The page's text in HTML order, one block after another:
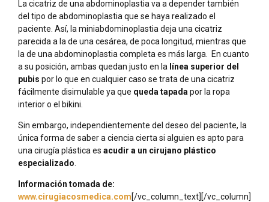
La cicatriz de una abdominoplastia va a depender también
del tipo de abdominoplastia que se haya realizado el
paciente. Así, la miniabdominoplastia deja una cicatriz
parecida a la de una cesárea, de poca longitud, mientras que
la de una abdominoplastia completa es más larga. En cuanto
a su posición, ambas quedan justo en la línea superior del
pubis por lo que en cualquier caso se trata de una cicatriz
fácilmente disimulable ya que queda tapada por la ropa
interior o el bikini.
Sin embargo, independientemente del deseo del paciente, la
única forma de saber a ciencia cierta si alguien es apto para
una cirugía plástica es acudir a un cirujano plástico
especializado
Información tomada de:
www.cirugiacosmedica.com[/vc_column_text][/vc_column]